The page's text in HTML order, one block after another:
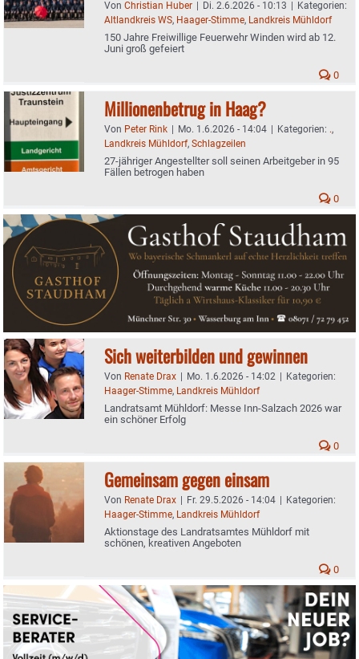
Von Christian Huber | Di. 2.6.2026 - 10:13 | Kategorien:
Altlandkreis WS, Haager-Stimme, Landkreis Mühldorf
150 Jahre Freiwillige Feuerwehr Winden wird ab 12.
Juni groß gefeiert
0
Millionenbetrug in Haag?
Von Peter Rink | Mo. 1.6.2026 - 14:04 | Kategorien: .,
Landkreis Mühldorf, Schlagzeilen
27-jähriger Angestellter soll seinen Arbeitgeber in 95
Fällen betrogen haben
0
Sich weiterbilden und gewinnen
Von Renate Drax | Mo. 1.6.2026 - 14:02 | Kategorien:
Haager-Stimme, Landkreis Mühldorf
Landratsamt Mühldorf: Messe Inn-Salzach 2026 war
ein schöner Erfolg
0
Gemeinsam gegen einsam
Von Renate Drax | Fr. 29.5.2026 - 14:04 | Kategorien:
Haager-Stimme, Landkreis Mühldorf
Aktionstage des Landratsamtes Mühldorf mit
schönen, kreativen Angeboten
0